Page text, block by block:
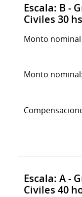
Escala: B -
Civiles 30
Monto
Monto nominal:
Escala: A -
Civiles 40